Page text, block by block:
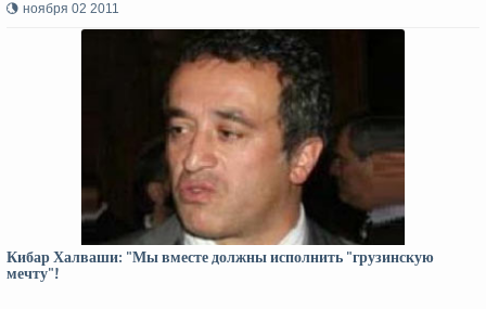
ноября 02 2011
Кибар Халваши: "Мы вместе должны исполнить "грузинскую
мечту"!